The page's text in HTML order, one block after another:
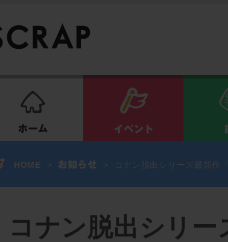
HOME > > コナン脱出シリーズ最新作
コナン脱出シリー